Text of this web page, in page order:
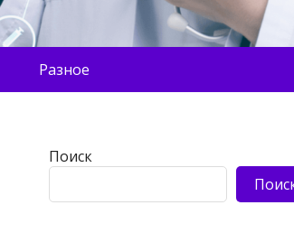
Разное
Поиск